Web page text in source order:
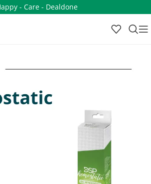
- Care - Dealdone